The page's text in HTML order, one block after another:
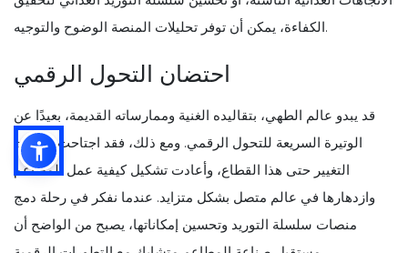
الكفاءة، يمكن أن توفر تحليلات المنصة الوضوح والتوجيه.
احتضان التحول الرقمي
قد يبدو عالم الطهي، بتقاليده الغنية وممارساته القديمة، بعيدًا عن
الوتيرة السريعة للتحول الرقمي. ومع ذلك، فقد اجتاحت موجات
التغيير حتى هذا القطاع، وأعادت تشكيل كيفية عمل المطاعم
وازدهارها في عالم متصل بشكل متزايد. عندما نفكر في رحلة دمج
منصات سلسلة التوريد وتحسين إمكاناتها، يصبح من الواضح أن